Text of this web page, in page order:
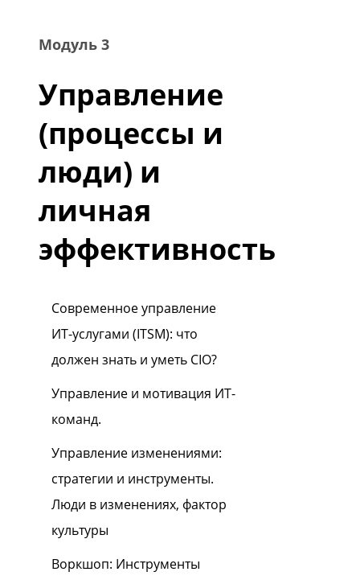
Модуль 3
Управление
(процессы и
люди) и
личная
эффективность
Современное управление
ИТ-услугами (ITSM): что
должен знать и уметь CIO?
Управление и мотивация ИТ-
команд.
Управление изменениями:
стратегии и инструменты.
Люди в изменениях, фактор
культуры
Воркшоп: Инструменты